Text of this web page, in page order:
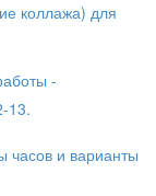
коллажа) для
-
13.
часов и варианты